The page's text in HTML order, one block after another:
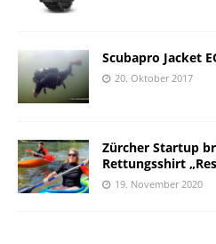
Scubapro Jacket
20. Oktober 2017
Zürcher Startup
Rettungsshirt
19. November 2020